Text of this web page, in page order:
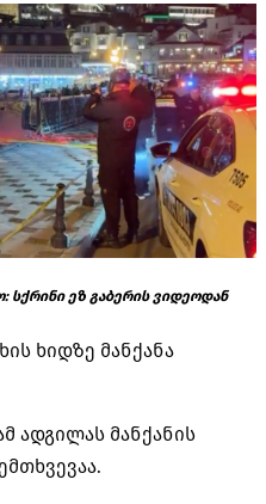
სქრინი ეზ გაბერის ვიდეოდან
ხიდზე მანქანა
ადგილას მანქანის